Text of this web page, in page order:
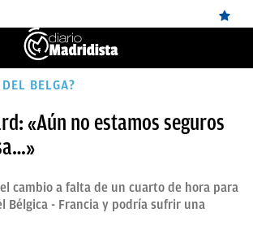
BELGA?
«Aún no estamos seguros
cambio a falta de un cuarto de hora para
Bélgica - Francia y podría sufrir una